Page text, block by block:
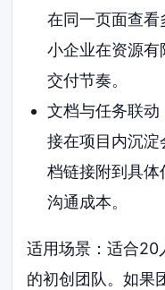
在同一页面查看
小企业在资源有
交付节奏。
文档与任务联动
接在项目内沉淀
档链接附到具体
沟通成本。
适用场景：适合20
的初创团队。如果